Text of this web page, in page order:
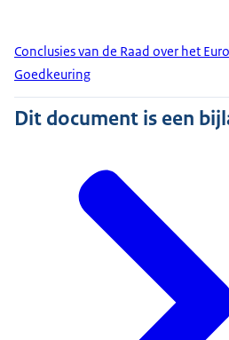
Conclusies van de Raad over het
Goedkeuring
Dit document is een